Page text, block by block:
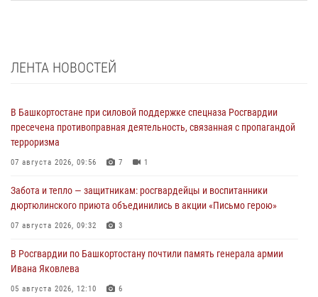
ЛЕНТА НОВОСТЕЙ
В Башкортостане при силовой поддержке спецназа Росгвардии
пресечена противоправная деятельность, связанная с пропагандой
терроризма
07 августа 2026, 09:56 7 1
Забота и тепло — защитникам: росгвардейцы и воспитанники
дюртюлинского приюта объединились в акции «Письмо герою»
07 августа 2026, 09:32 3
В Росгвардии по Башкортостану почтили память генерала армии
Ивана Яковлева
05 августа 2026, 12:10 6